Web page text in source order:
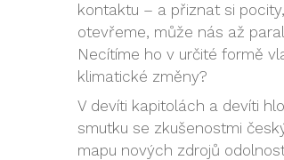
kontaktu – a přiznat si
otevřeme, může nás až
Necítíme ho v určité formě
klimatické změny?
V devíti kapitolách a devíti
smutku se zkušenostmi
mapu nových zdrojů